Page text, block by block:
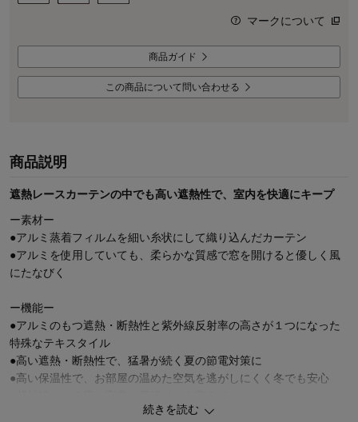
マークについて
商品ガイド
この商品について問い合わせる
商品説明
遮熱レースカーテンの中でも高い遮熱性で、室内を快適にキープ
ー素材ー
●アルミ蒸着フィルムを細い糸状にして織り込んだカーテン
●アルミを使用していても、柔らかな質感で窓を開けると優しく風
にたなびく
ー機能ー
●アルミのもつ遮熱・断熱性と紫外線反射率の高さが１つになった
特殊なテキスタイル
●高い遮熱・断熱性で、猛暑が続く夏の節電対策に
●高い保温性で、お部屋の温めた空気を逃がしにくく冬でも安心
●昼間目隠し機能で、日中の外からの視線を感じにくい
続きを読む